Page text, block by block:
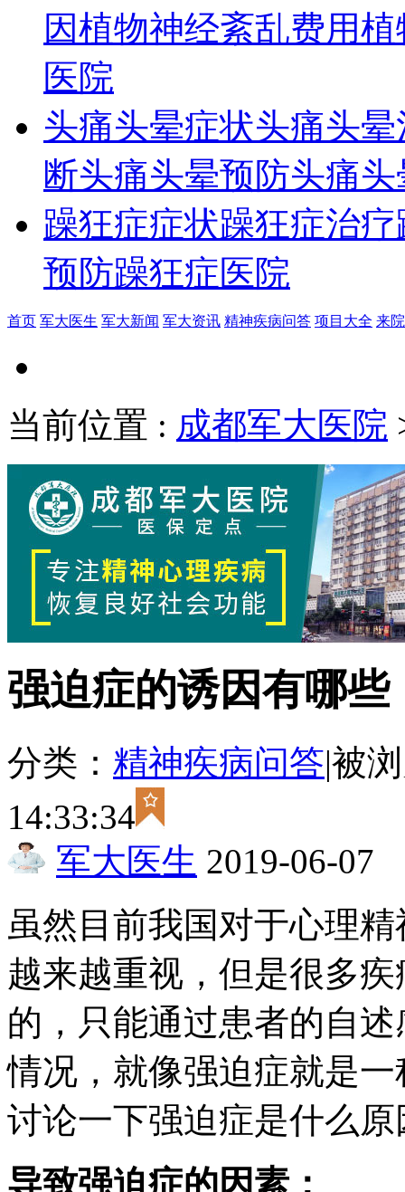
因植物神经紊乱费用植
医院
头痛头晕症状头痛头
断头痛头晕预防头痛
躁狂症症状躁狂症治疗
预防躁狂症医院
首页 军大医生 军大新闻 军大资讯 精神疾病问答 项目大全 来
当前位置 : 成都军大医院
强迫症的诱因有哪些
分类： 精神疾病问答|被
14:33:34
军大医生 2019-06-07
虽然目前我国对于心理
越来越重视，但是很多
的，只能通过患者的自
情况，就像强迫症就是
讨论一下强迫症是什么
导致强迫症的因素：